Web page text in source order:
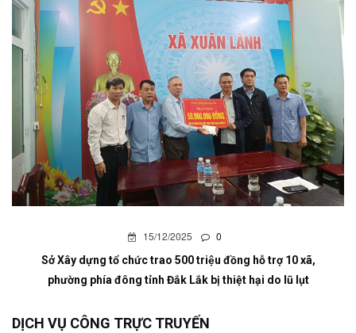
15/12/2025 0
Sở Xây dựng tổ chức trao 500 triệu đồng hỗ trợ 10 xã,
phường phía đông tỉnh Đắk Lắk bị thiệt hại do lũ lụt
DỊCH VỤ CÔNG TRỰC TRUYẾN